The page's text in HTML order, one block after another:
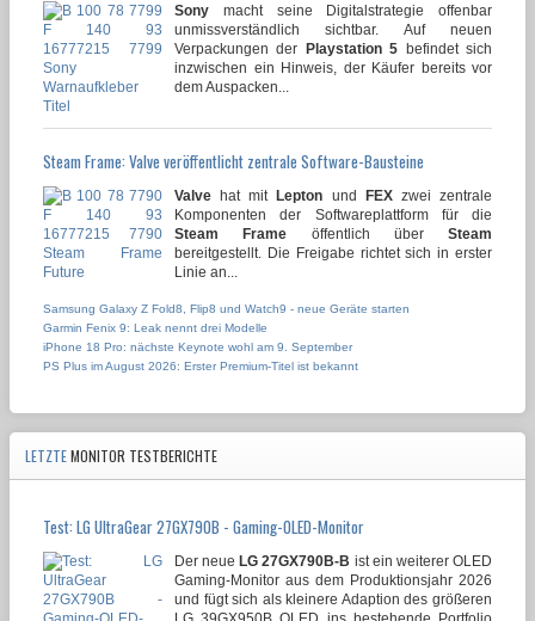
Sony macht seine Digitalstrategie offenbar
unmissverständlich sichtbar. Auf neuen
Verpackungen der Playstation 5 befindet sich
inzwischen ein Hinweis, der Käufer bereits vor
dem Auspacken...
Steam Frame: Valve veröffentlicht zentrale Software-Bausteine
Valve hat mitLepton und FEXzwei zentrale
Komponenten der Softwareplattform für die
Steam Frame öffentlich über Steam
bereitgestellt. Die Freigabe richtet sich in erster
Linie an...
Samsung Galaxy Z Fold8, Flip8 und Watch9 - neue Geräte starten
Garmin Fenix 9: Leak nennt drei Modelle
iPhone 18 Pro: nächste Keynote wohl am 9. September
PS Plus im August 2026: Erster Premium-Titel ist bekannt
LETZTEMONITOR TESTBERICHTE
Test: LG UltraGear 27GX790B - Gaming-OLED-Monitor
Der neueLG 27GX790B-B ist ein weiterer OLED
Gaming-Monitor aus dem Produktionsjahr 2026
und fügt sich als kleinere Adaption des größeren